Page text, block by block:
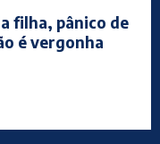
filha, pânico de
é vergonha